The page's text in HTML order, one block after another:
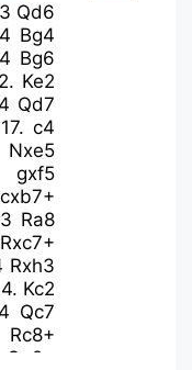
Qd6
Bg4
Bg6
Ke2
Qd7
17.c4
Nxe5
gxf5
cxb7+
Ra8
Rxc7+
Rxh3
Kc2
Qc7
Rc8+
Qe2+